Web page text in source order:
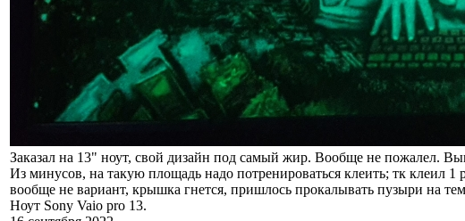
Заказал на 13" ноут, свой дизайн под самый жир. Вообще не пожалел.
Из минусов, на такую площадь надо потренироваться клеить; тк клеил
вообще не вариант, крышка гнется, пришлось прокалывать пузыри на
Ноут Sony Vaio pro 13.